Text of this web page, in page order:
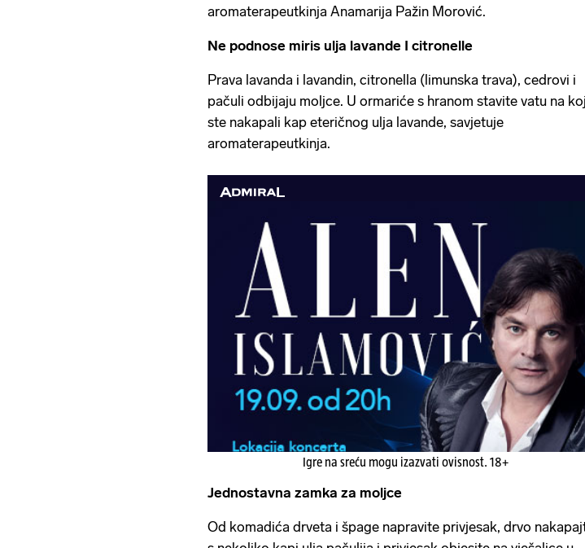
aromaterapeutkinja Anamarija Pažin Morović.
Ne podnose miris ulja lavande I citronelle
Prava lavanda i lavandin, citronella (limunska trava), cedrovi i
pačuli odbijaju moljce. U ormariće s hranom stavite vatu na
ste nakapali kap eteričnog ulja lavande, savjetuje
aromaterapeutkinja.
Igre na sreću mogu izazvati ovisnost. 18+
Jednostavna zamka za moljce
Od komadića drveta i špage napravite privjesak, drvo